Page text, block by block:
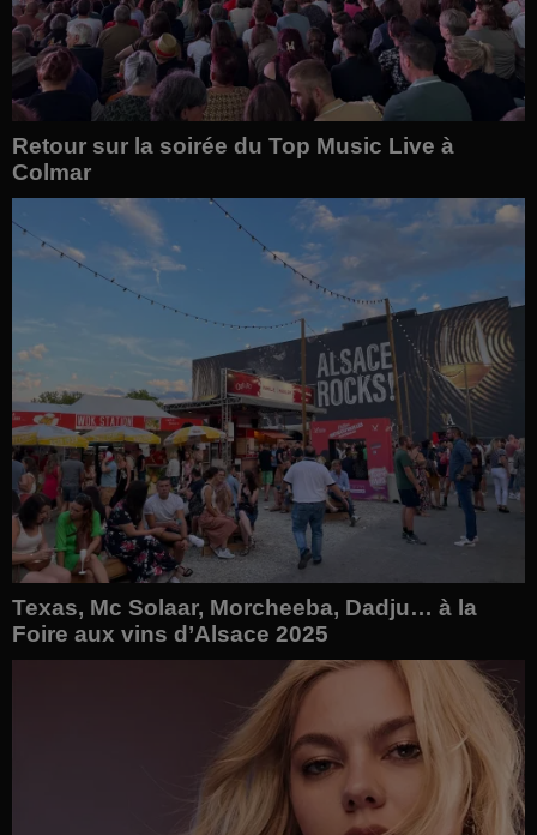
Retour sur la soirée du Top Music Live à
Colmar
Texas, Mc Solaar, Morcheeba, Dadju… à la
Foire aux vins d’Alsace 2025